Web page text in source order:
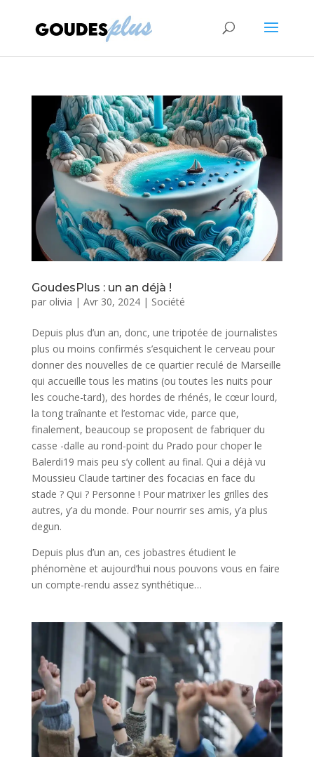
GoudesPlus : un an déjà !
par olivia | Avr 30, 2024| Société
Depuis plus d’un an, donc, une tripotée de journalistes
plus ou moins confirmés s’esquichent le cerveau pour
donner des nouvelles de ce quartier reculé de Marseille
qui accueille tous les matins (ou toutes les nuits pour
les couche-tard), des hordes de rhénés, le cœur lourd,
la tong traînante et l’estomac vide, parce que,
finalement, beaucoup se proposent de fabriquer du
casse -dalle au rond-point du Prado pour choper le
Balerdi19 mais peu s’y collent au final. Qui a déjà vu
Moussieu Claude tartiner des focacias en face du
stade ? Qui ? Personne ! Pour matrixer les grilles des
autres, y’a du monde. Pour nourrir ses amis, y’a plus
degun.
Depuis plus d’un an, ces jobastres étudient le
phénomène et aujourd’hui nous pouvons vous en faire
un compte-rendu assez synthétique…